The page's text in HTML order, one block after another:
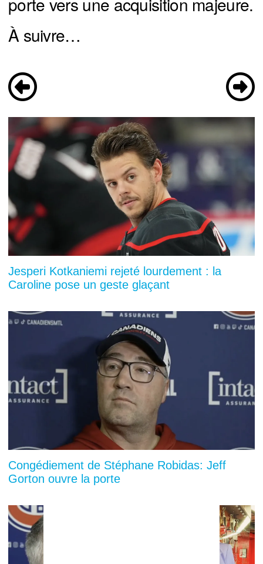
À suivre…
Jesperi Kotkaniemi rejeté lourdement : la
Caroline pose un geste glaçant
Congédiement de Stéphane Robidas: Jeff
Gorton ouvre la porte